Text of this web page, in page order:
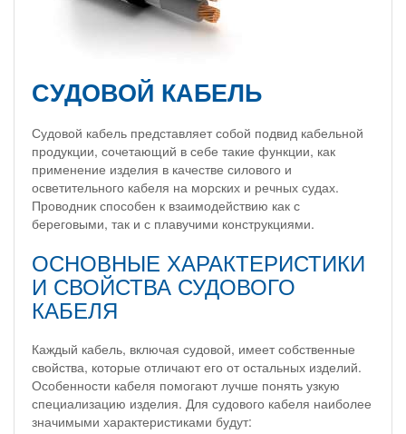
СУДОВОЙ КАБЕЛЬ
Судовой кабель представляет собой подвид кабельной
продукции, сочетающий в себе такие функции, как
применение изделия в качестве силового и
осветительного кабеля на морских и речных судах.
Проводник способен к взаимодействию как с
береговыми, так и с плавучими конструкциями.
ОСНОВНЫЕ ХАРАКТЕРИСТИКИ
И СВОЙСТВА СУДОВОГО
КАБЕЛЯ
Каждый кабель, включая судовой, имеет собственные
свойства, которые отличают его от остальных изделий.
Особенности кабеля помогают лучше понять узкую
специализацию изделия. Для судового кабеля наиболее
значимыми характеристиками будут: